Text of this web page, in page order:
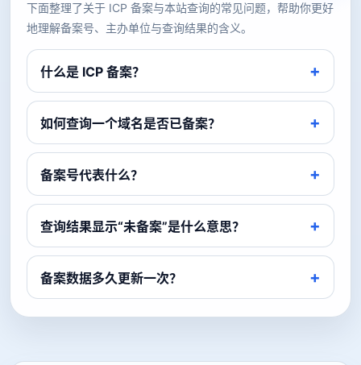
下面整理了关于 ICP 备案与本站查询的常见问题，帮助你更好
地理解备案号、主办单位与查询结果的含义。
什么是 ICP 备案？
如何查询一个域名是否已备案？
备案号代表什么？
查询结果显示“未备案”是什么意思？
备案数据多久更新一次？